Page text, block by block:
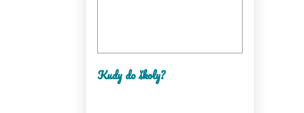
Kudy do školy?